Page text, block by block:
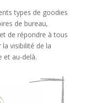
types de goodies
de bureau,
de répondre à tous
la visibilité de la
et au-delà.